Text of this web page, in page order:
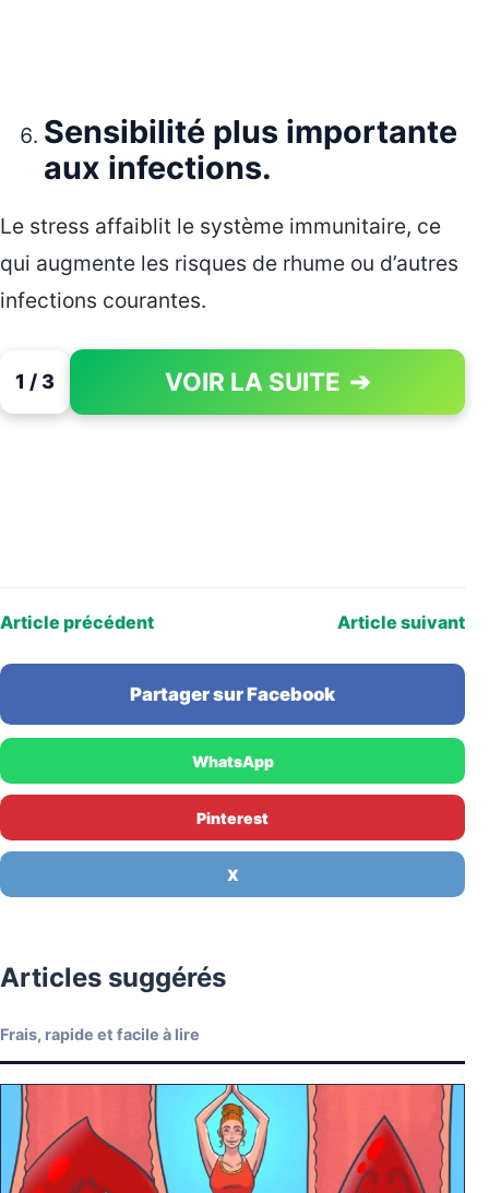
Sensibilité plus importante
aux infections.
Le stress affaiblit le système immunitaire, ce
qui augmente les risques de rhume ou d’autres
infections courantes.
1 / 3 VOIR LA SUITE ➔
PAGE 1 OF 3
Article précédent Article suivant
Partager sur Facebook
WhatsApp
Pinterest
X
Articles suggérés
Frais, rapide et facile à lire